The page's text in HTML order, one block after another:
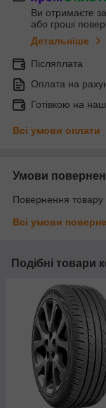
Ви отримаєте
або гроші
Детальніше
Післяплата
Оплата на
Готівкою на
Всі умови оплати
Умови
Повернення товару
Всі умови
Подібні товари